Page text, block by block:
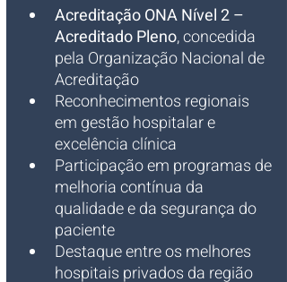
Acreditação ONA Nível 2 –
Acreditado Pleno, concedida
pela Organização Nacional de
Acreditação
Reconhecimentos regionais
em gestão hospitalar e
excelência clínica
Participação em programas de
melhoria contínua da
qualidade e da segurança do
paciente
Destaque entre os melhores
hospitais privados da região